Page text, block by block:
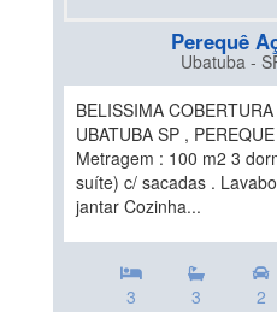
Perequê
Ubatuba -
BELISSIMA COBERTURA
UBATUBA SP ,
Metragem : 100 m2 3
suíte) c/ sacadas .
jantar Cozinha...
3 3 2